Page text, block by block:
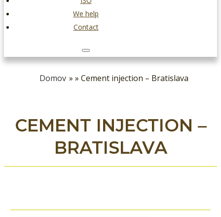
We help
Contact
Domov » » Cement injection – Bratislava
CEMENT INJECTION –
BRATISLAVA